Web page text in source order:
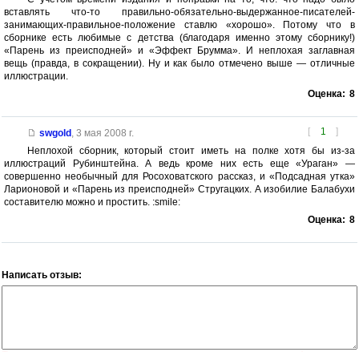
вставлять что-то правильно-обязательно-выдержанное-писателей-
занимающих-правильное-положение ставлю «хорошо». Потому что в
сборнике есть любимые с детства (благодаря именно этому сборнику!)
«Парень из преисподней» и «Эффект Брумма». И неплохая заглавная
вещь (правда, в сокращении). Ну и как было отмечено выше — отличные
иллюстрации.
Оценка: 8
[ 1 ]
swgold, 3 мая 2008 г.
Неплохой сборник, который стоит иметь на полке хотя бы из-за
иллюстраций Рубинштейна. А ведь кроме них есть еще «Ураган» —
совершенно необычный для Росоховатского рассказ, и «Подсадная утка»
Ларионовой и «Парень из преисподней» Стругацких. А изобилие Балабухи
составителю можно и простить. :smile:
Оценка: 8
Написать отзыв: